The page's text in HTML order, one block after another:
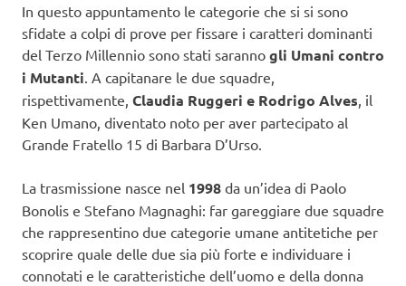
In questo appuntamento le categorie che si si sono
sfidate a colpi di prove per fissare i caratteri dominanti
del Terzo Millennio sono stati saranno gli Umani contro
i Mutanti . A capitanare le due squadre,
rispettivamente, Claudia Ruggeri e Rodrigo Alves , il
Ken Umano, diventato noto per aver partecipato al
Grande Fratello 15 di Barbara D’Urso.
La trasmissione nasce nel 1998 da un’idea di Paolo
Bonolis e Stefano Magnaghi: far gareggiare due squadre
che rappresentino due categorie umane antitetiche per
scoprire quale delle due sia più forte e individuare i
connotati e le caratteristiche dell’uomo e della donna